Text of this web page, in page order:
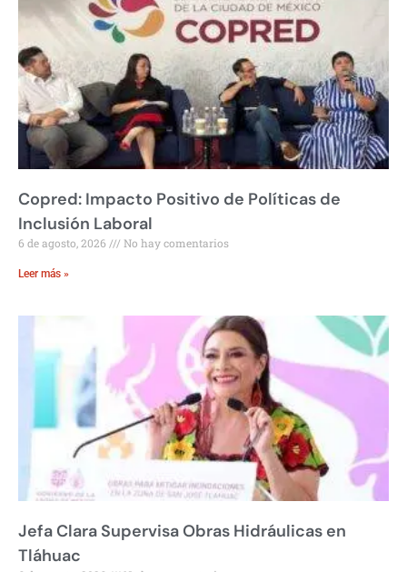
Copred: Impacto Positivo de Políticas de
Inclusión Laboral
6 de agosto, 2026 No hay comentarios
Leer más »
Jefa Clara Supervisa Obras Hidráulicas en
Tláhuac